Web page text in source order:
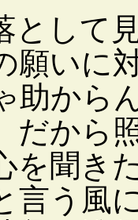
して
願いに
助から
だから
を聞き
言う風